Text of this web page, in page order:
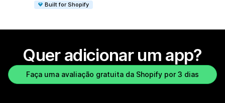
Built for Shopify
Quer adicionar um app?
Faça uma avaliação gratuita da Shopify por 3 dias